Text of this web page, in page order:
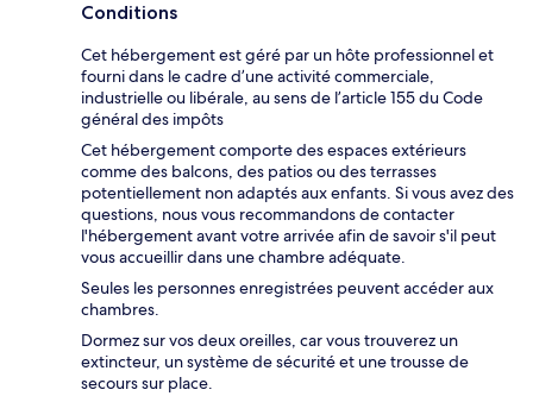
Conditions
Cet hébergement est géré par un hôte professionnel et
fourni dans le cadre d’une activité commerciale,
industrielle ou libérale, au sens de l’article 155 du Code
général des impôts
Cet hébergement comporte des espaces extérieurs
comme des balcons, des patios ou des terrasses
potentiellement non adaptés aux enfants. Si vous avez des
questions, nous vous recommandons de contacter
l'hébergement avant votre arrivée afin de savoir s'il peut
vous accueillir dans une chambre adéquate.
Seules les personnes enregistrées peuvent accéder aux
chambres.
Dormez sur vos deux oreilles, car vous trouverez un
extincteur, un système de sécurité et une trousse de
secours sur place.